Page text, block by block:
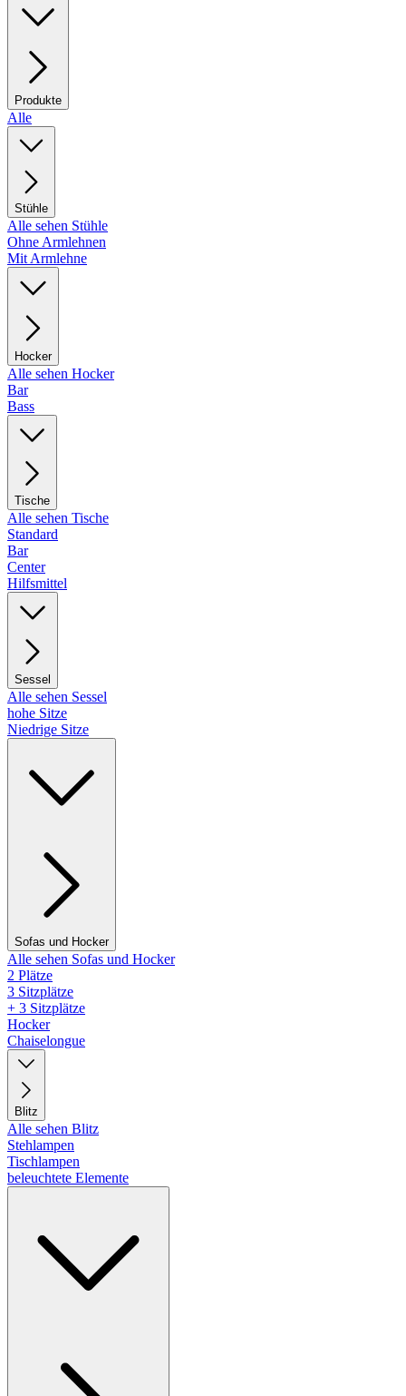
Produkte
Alle
Stühle
Alle sehen Stühle
Ohne Armlehnen
Mit Armlehne
Hocker
Alle sehen Hocker
Bar
Bass
Tische
Alle sehen Tische
Standard
Bar
Center
Hilfsmittel
Sessel
Alle sehen Sessel
hohe Sitze
Niedrige Sitze
Sofas und Hocker
Alle sehen Sofas und Hocker
2 Plätze
3 Sitzplätze
+ 3 Sitzplätze
Hocker
Chaiselongue
Blitz
Alle sehen Blitz
Stehlampen
Tischlampen
beleuchtete Elemente